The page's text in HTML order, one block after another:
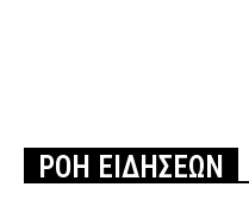
ΡΟΗ ΕΙΔΗΣΕΩΝ